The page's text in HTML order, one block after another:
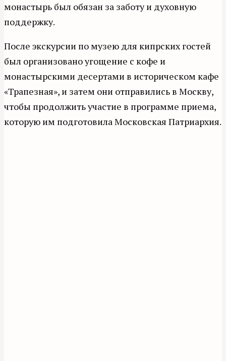
монастырь был обязан за заботу и духовную
поддержку.
После экскурсии по музею для кипрских гостей
был организовано угощение с кофе и
монастырскими десертами в историческом кафе
«Трапезная», и затем они отправились в Москву,
чтобы продолжить участие в программе приема,
которую им подготовила Московская Патриархия.